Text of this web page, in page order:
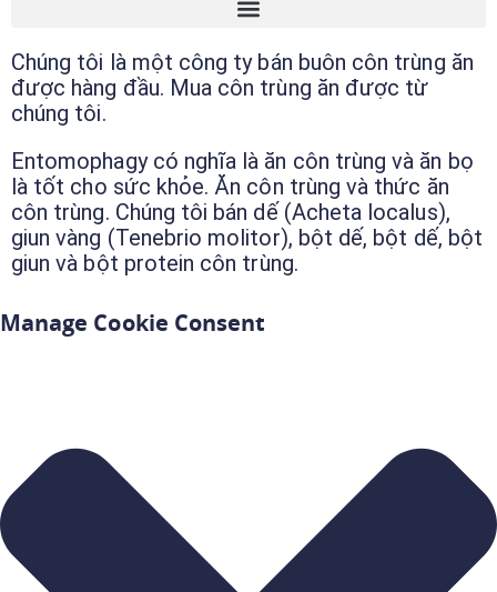
Chúng tôi là một công ty bán buôn côn trùng ăn
được hàng đầu. Mua côn trùng ăn được từ
chúng tôi.
Entomophagy có nghĩa là ăn côn trùng và ăn bọ
là tốt cho sức khỏe. Ăn côn trùng và thức ăn
côn trùng. Chúng tôi bán dế (Acheta localus),
giun vàng (Tenebrio molitor), bột dế, bột dế, bột
giun và bột protein côn trùng.
Manage Cookie Consent